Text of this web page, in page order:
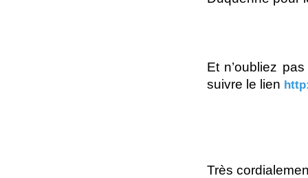
Et n’oubliez
suivre le lien
Très